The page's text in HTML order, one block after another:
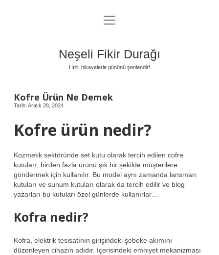
Anasayfa
Yasal Uyarı
menüyü
aç
Neşeli Fikir Durağı
Hızlı hikayelerle gününü şenlendir!
Kofre Ürün Ne Demek
Tarih: Aralık 28, 2024
Kofre ürün nedir?
Kozmetik sektöründe set kutu olarak tercih edilen cofre
kutuları, birden fazla ürünü şık bir şekilde müşterilere
göndermek için kullanılır. Bu model aynı zamanda lansman
kutuları ve sunum kutuları olarak da tercih edilir ve blog
yazarları bu kutuları özel günlerde kullanırlar…
Kofra nedir?
Kofra, elektrik tesisatının girişindeki şebeke akımını
düzenleyen cihazın adıdır. İçerisindeki emniyet mekanizması